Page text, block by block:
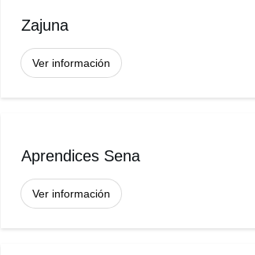
Zajuna
Ver información
Aprendices Sena
Ver información